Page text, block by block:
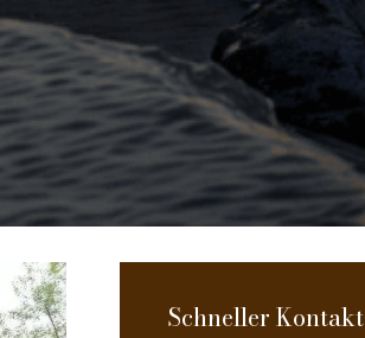
Schneller Kontakt